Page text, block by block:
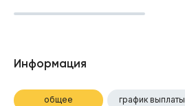
Информация
общее график выплаты